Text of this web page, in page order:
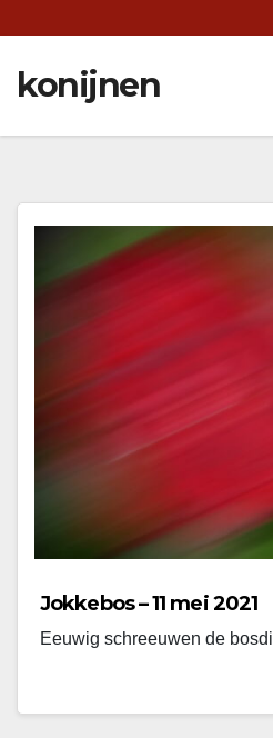
konijnen
Jokkebos – 11 mei 2021
Eeuwig schreeuwen de